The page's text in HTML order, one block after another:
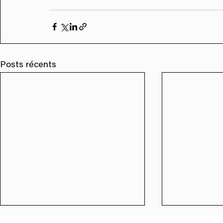
Posts récents